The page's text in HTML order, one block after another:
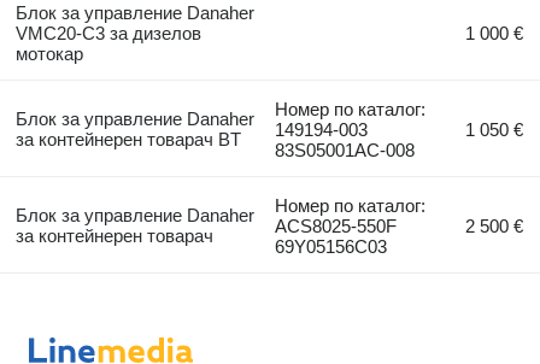
Блок за управление Danaher
VMC20-C3 за дизелов
мотокар
1 000 €
Блок за управление Danaher
за контейнерен товарач BT
Номер по каталог:
149194-003
83S05001AC-008
1 050 €
Блок за управление Danaher
за контейнерен товарач
Номер по каталог:
ACS8025-550F
69Y05156C03
2 500 €